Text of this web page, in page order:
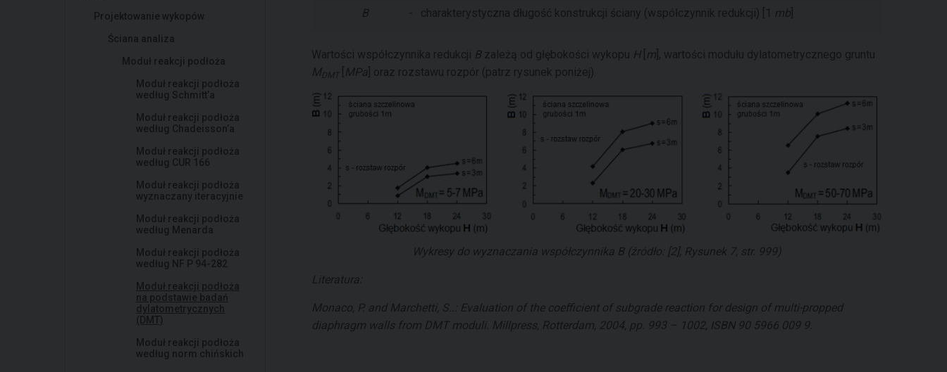
Projektowanie wykopów
Ściana analiza
Moduł reakcji podłoża
Moduł reakcji podłoża
według Schmitt’a
Moduł reakcji podłoża
według Chadeisson’a
Moduł reakcji podłoża
według CUR 166
Moduł reakcji podłoża
wyznaczany iteracyjnie
Moduł reakcji podłoża
według Menarda
Moduł reakcji podłoża
według NF P 94-282
Moduł reakcji podłoża
na podstawie badań
dylatometrycznych
(DMT)
Moduł reakcji podłoża
według norm chińskich
B - charakterystyczna długość konstrukcji ściany (współczynnik redukcji) [1 mb
Wartości współczynnika redukcji Bzależą od głębokości wykopu H[ m ], wartości modułu dylatometrycznego gruntu
MDMT MPa ] oraz rozstawu rozpór (patrz rysunek poniżej).
Wykresy do wyznaczania współczynnika B(źródło: [2], Rysunek 7, str. 999)
Literatura:
Monaco, P. and Marchetti, S..: Evaluation of the coefficient of subgrade reaction for design of multi-propped
diaphragm walls from DMT moduli. Millpress, Rotterdam, 2004, pp. 993 – 1002, ISBN 90 5966 009 9.